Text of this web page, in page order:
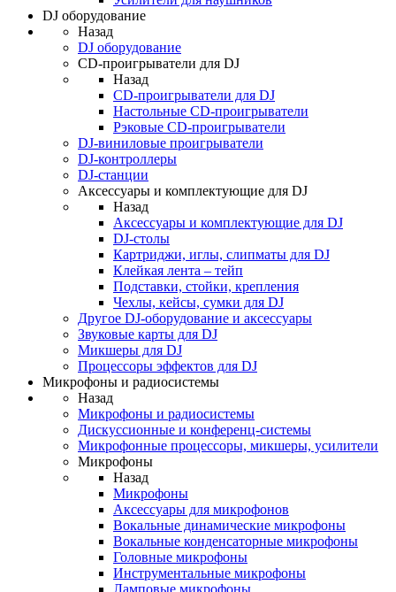
DJ оборудование
Назад
DJ оборудование
CD-проигрыватели для DJ
Назад
CD-проигрыватели для DJ
Настольные CD-проигрыватели
Рэковые CD-проигрыватели
DJ-виниловые проигрыватели
DJ-контроллеры
DJ-станции
Аксессуары и комплектующие для DJ
Назад
Аксессуары и комплектующие для DJ
DJ-столы
Картриджи, иглы, слипматы для DJ
Клейкая лента – тейп
Подставки, стойки, крепления
Чехлы, кейсы, сумки для DJ
Другое DJ-оборудование и аксессуары
Звуковые карты для DJ
Микшеры для DJ
Процессоры эффектов для DJ
Микрофоны и радиосистемы
Назад
Микрофоны и радиосистемы
Дискуссионные и конференц-системы
Микрофонные процессоры, микшеры, усилители
Микрофоны
Назад
Микрофоны
Аксессуары для микрофонов
Вокальные динамические микрофоны
Вокальные конденсаторные микрофоны
Головные микрофоны
Инструментальные микрофоны
Ламповые микрофоны